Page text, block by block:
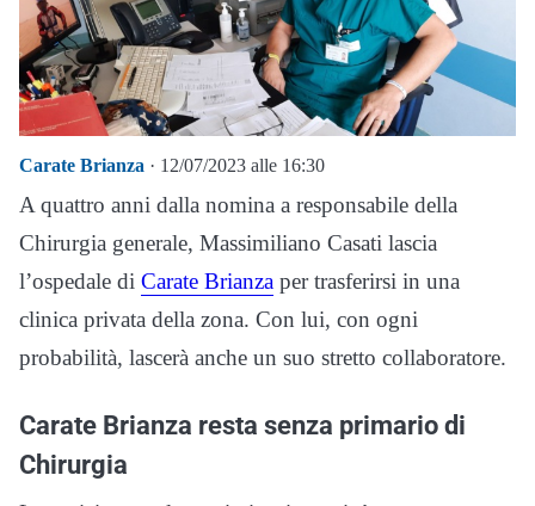
Carate Brianza · 12/07/2023 alle 16:30
A quattro anni dalla nomina a responsabile della
Chirurgia generale, Massimiliano Casati lascia
l’ospedale di Carate Brianza per trasferirsi in una
clinica privata della zona. Con lui, con ogni
probabilità, lascerà anche un suo stretto collaboratore.
Carate Brianza resta senza primario di
Chirurgia